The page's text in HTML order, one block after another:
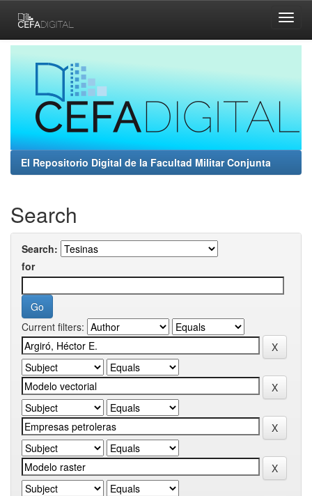
navigation
El Repositorio Digital de la Facultad Militar Conjunta
Search
Search:
for
Current filters: